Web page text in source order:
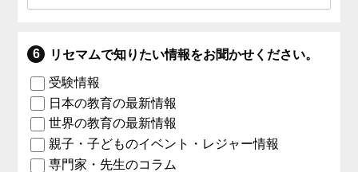
リセマムで知りたい情報をお聞かせください。
受験情報
日本の教育の最新情報
世界の教育の最新情報
親子・子どものイベント・レジャー情報
専門家・先生のコラム